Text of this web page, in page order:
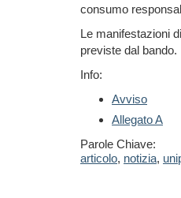
consumo
Le manifestazioni
previste dal bando.
Info:
Avviso
Allegato A
Parole Chiave:
articolo, notizia,